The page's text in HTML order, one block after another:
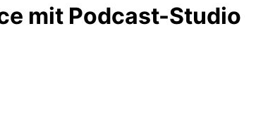
mit Podcast-Studio